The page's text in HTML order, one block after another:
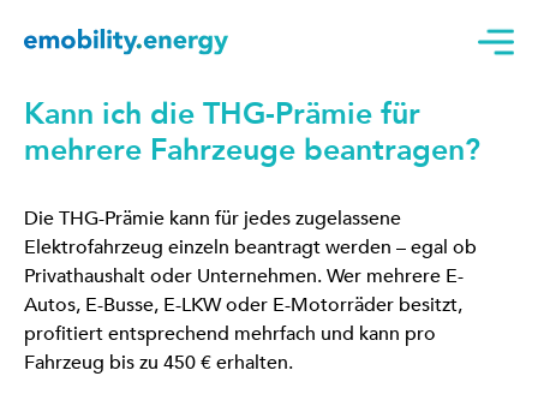
Kann ich die THG-Prämie für
mehrere Fahrzeuge beantragen?
Die THG-Prämie kann für jedes zugelassene
Elektrofahrzeug einzeln beantragt werden – egal ob
Privathaushalt oder Unternehmen. Wer mehrere E-
Autos, E-Busse, E-LKW oder E-Motorräder besitzt,
profitiert entsprechend mehrfach und kann pro
Fahrzeug bis zu 450 € erhalten.